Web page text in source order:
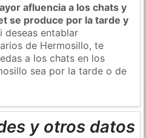
afluencia a los chats y
se produce por la tarde y
deseas entablar
de Hermosillo, te
a los chats en los
sea por la tarde o de
y otros datos